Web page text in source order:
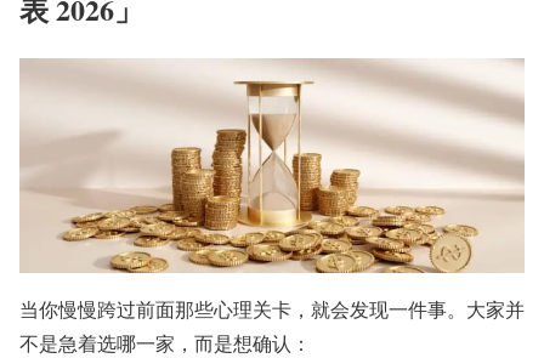
表 2026」
当你慢慢跨过前面那些心理关卡，就会发现一件事。大家并
不是急着选哪一家，而是想确认：